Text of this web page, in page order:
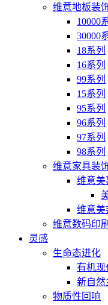
维意地板装
10000
30000
18系列
16系列
99系列
15系列
95系列
96系列
97系列
98系列
维意家具装
维意美
维意美
维意数码印
灵感
生命态进化
有机现
新自然
物质性回响